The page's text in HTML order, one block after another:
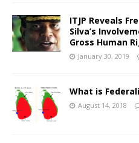
ITJP Reveals
Silva’s
Gross Human
January 30, 2019
What is
August 14, 2018